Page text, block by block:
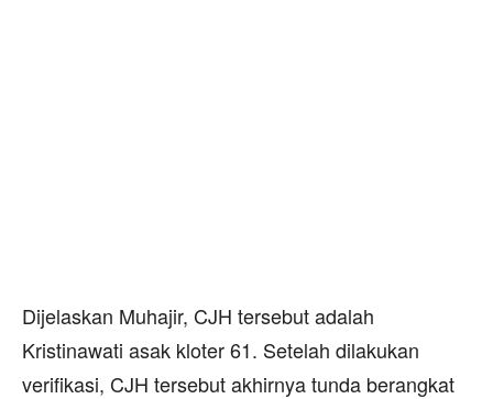
Dijelaskan Muhajir, CJH tersebut adalah
Kristinawati asak kloter 61. Setelah dilakukan
verifikasi, CJH tersebut akhirnya tunda berangkat